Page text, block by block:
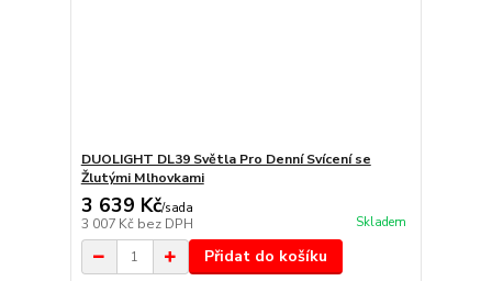
DUOLIGHT DL39 Světla Pro Denní Svícení se
Žlutými Mlhovkami
3 639 Kč/sada
3 007 Kč bez DPH Skladem
Přidat do košíku